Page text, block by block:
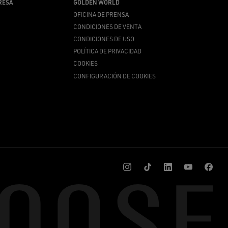
GOLDEN WORLD
OFICINA DE PRENSA
CONDICIONES DE VENTA
CONDICIONES DE USO
POLÍTICA DE PRIVACIDAD
COOKIES
CONFIGURACIÓN DE COOKIES